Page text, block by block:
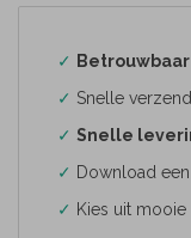
✓ Betrouwbaar
✓ Snelle
✓ Snelle
✓ Download
✓ Kies uit